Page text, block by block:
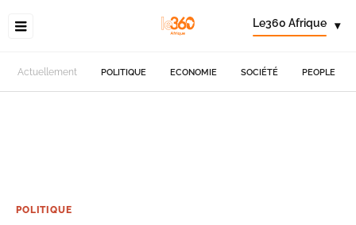
Le360 Afrique ▾
Actuellement POLITIQUE ECONOMIE SOCIÉTÉ PEOPLE
POLITIQUE